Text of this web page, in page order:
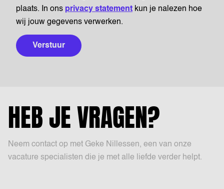
plaats. In ons privacy statement kun je nalezen hoe
wij jouw gegevens verwerken.
Verstuur
HEB JE VRAGEN?
Neem contact op met Geke Nillessen, een van onze
vacature specialisten die je met alle liefde verder helpt.